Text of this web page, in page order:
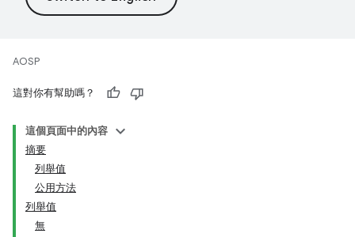
AOSP
這對你有幫助嗎？
這個頁面中的內容
摘要
列舉值
公用方法
列舉值
無